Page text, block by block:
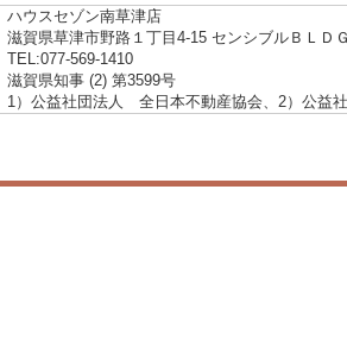
ハウスセゾン南草津店
滋賀県草津市野路１丁目4-15 センシブルＢＬＤ
TEL:077-569-1410
滋賀県知事 (2) 第3599号
1）公益社団法人 全日本不動産協会、2）公益